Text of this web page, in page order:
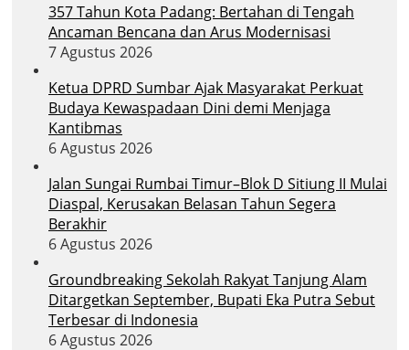
357 Tahun Kota Padang: Bertahan di Tengah
Ancaman Bencana dan Arus Modernisasi
7 Agustus 2026
Ketua DPRD Sumbar Ajak Masyarakat Perkuat
Budaya Kewaspadaan Dini demi Menjaga
Kantibmas
6 Agustus 2026
Jalan Sungai Rumbai Timur–Blok D Sitiung II Mulai
Diaspal, Kerusakan Belasan Tahun Segera
Berakhir
6 Agustus 2026
Groundbreaking Sekolah Rakyat Tanjung Alam
Ditargetkan September, Bupati Eka Putra Sebut
Terbesar di Indonesia
6 Agustus 2026